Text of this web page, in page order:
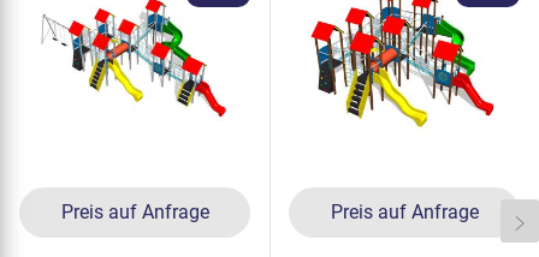
Preis auf Anfrage Preis auf Anfrage